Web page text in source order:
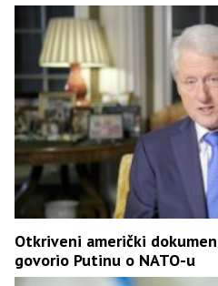
Otkriveni američki
govorio Putinu o NATO-u